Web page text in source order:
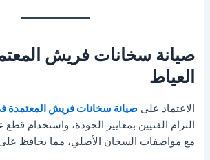
صيانة سخانات فريش
العياط
الاعتماد علىصيانة سخانات فريش المعتمدة
التزام الفنيين بمعايير الجودة، واستخدام قطع
مع مواصفات السخان الأصلي، مما يحافظ على